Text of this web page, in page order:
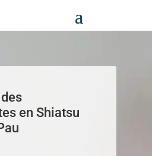
en Shiatsu